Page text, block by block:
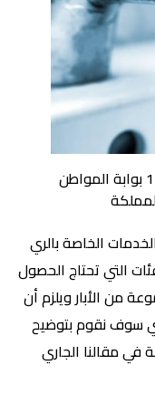
خطوات حجز موعد سقيا الماء 1446 بوابة المواطن
الخاصة بالري
التي تحتاج الحصول
من الأبار ويلزم أن
سوف نقوم بتوضيح
في مقالنا الجاري